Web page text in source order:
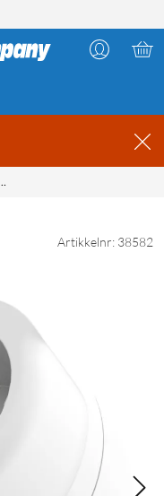
SKROSS JORDET REISEADAPTER USA
Artikkelnr: 38582